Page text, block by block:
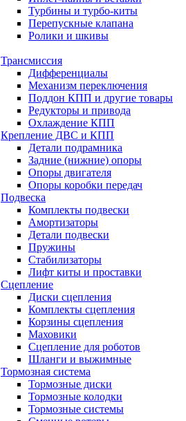
Турбины и турбо-киты
Перепускные клапана
Ролики и шкивы
Трансмиссия
Дифференциалы
Механизм переключения
Поддон КПП и другие товары
Редукторы и привода
Охлаждение КПП
Крепление ДВС и КПП
Детали подрамника
Задние (нижние) опоры
Опоры двигателя
Опоры коробки передач
Подвеска
Комплекты подвески
Амортизаторы
Детали подвески
Пружины
Стабилизаторы
Лифт киты и проставки
Сцепление
Диски сцепления
Комплекты сцепления
Корзины сцепления
Маховики
Сцепление для роботов
Шланги и выжимные
Тормозная система
Тормозные диски
Тормозные колодки
Тормозные системы